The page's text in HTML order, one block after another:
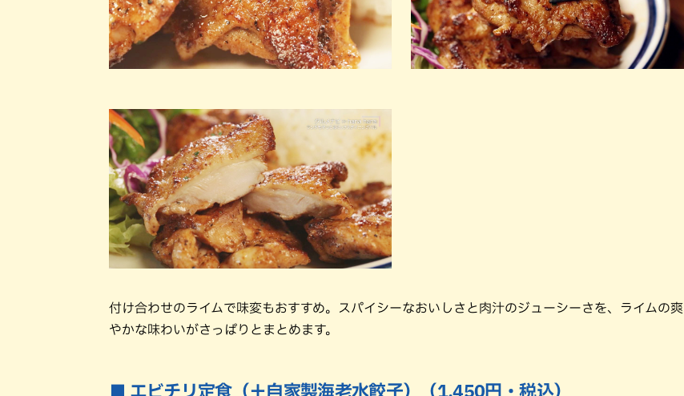
付け合わせのライムで味変もおすすめ。スパイシーなおいしさと肉汁のジューシーさを、ライムの爽
やかな味わいがさっぱりとまとめます。
■ エビチリ定食（＋自家製海老水餃子）（1,450円・税込）